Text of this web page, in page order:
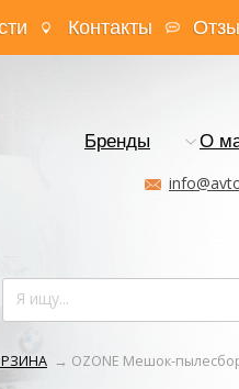
Контакты
Бренды О
→ OZONE Мешок-